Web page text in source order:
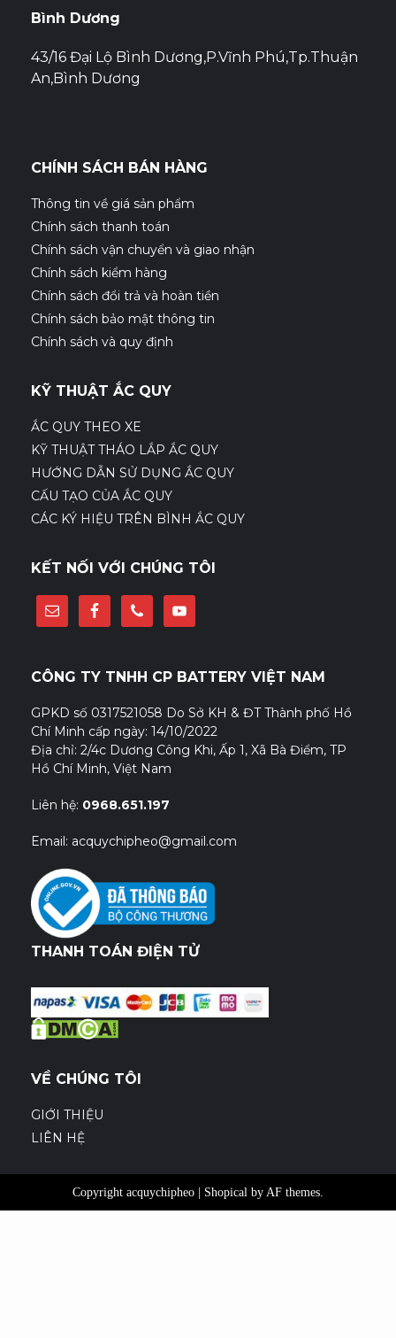
Bình Dương
43/16 Đại Lộ Bình Dương,P.Vĩnh Phú,Tp.Thuận
An,Bình Dương
CHÍNH SÁCH BÁN HÀNG
Thông tin về giá sản phẩm
Chính sách thanh toán
Chính sách vận chuyển và giao nhận
Chính sách kiểm hàng
Chính sách đổi trả và hoàn tiền
Chính sách bảo mật thông tin
Chính sách và quy định
KỸ THUẬT ẮC QUY
ẮC QUY THEO XE
KỸ THUẬT THÁO LẮP ẮC QUY
HƯỚNG DẪN SỬ DỤNG ẮC QUY
CẤU TẠO CỦA ẮC QUY
CÁC KÝ HIỆU TRÊN BÌNH ẮC QUY
KẾT NỐI VỚI CHÚNG TÔI
CÔNG TY TNHH CP BATTERY VIỆT NAM
GPKD số 0317521058 Do Sở KH & ĐT Thành phố Hồ
Chí Minh cấp ngày: 14/10/2022
Địa chỉ: 2/4c Dương Công Khi, Ấp 1, Xã Bà Điểm, TP
Hồ Chí Minh, Việt Nam
Liên hệ: 0968.651.197
Email: acquychipheo@gmail.com
THANH TOÁN ĐIỆN TỬ
VỀ CHÚNG TÔI
GIỚI THIỆU
LIÊN HỆ
Copyright acquychipheo Shopical by AF themes.